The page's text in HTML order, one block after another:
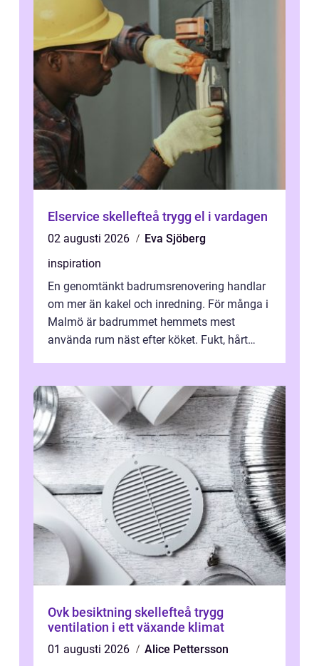
Elservice skellefteå trygg el i vardagen
02 augusti 2026
Eva Sjöberg
inspiration
En genomtänkt badrumsrenovering handlar
om mer än kakel och inredning. För många i
Malmö är badrummet hemmets mest
använda rum näst efter köket. Fukt, hårt
Ovk besiktning skellefteå trygg
ventilation i ett växande klimat
01 augusti 2026
Alice Pettersson